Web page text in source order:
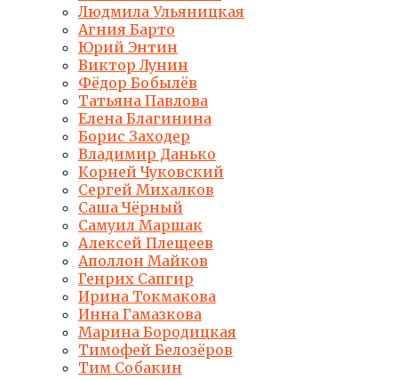
Людмила Ульяницкая
Агния Барто
Юрий Энтин
Виктор Лунин
Фёдор Бобылёв
Татьяна Павлова
Елена Благинина
Борис Заходер
Владимир Данько
Корней Чуковский
Сергей Михалков
Саша Чёрный
Самуил Маршак
Алексей Плещеев
Аполлон Майков
Генрих Сапгир
Ирина Токмакова
Инна Гамазкова
Марина Бородицкая
Тимофей Белозёров
Тим Собакин